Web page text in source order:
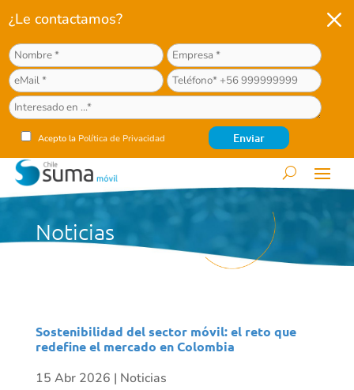
¿Le contactamos?
Acepto la Política de Privacidad
M
Noticias
Sostenibilidad del sector móvil: el reto que
redefine el mercado en Colombia
15 Abr 2026 | Noticias